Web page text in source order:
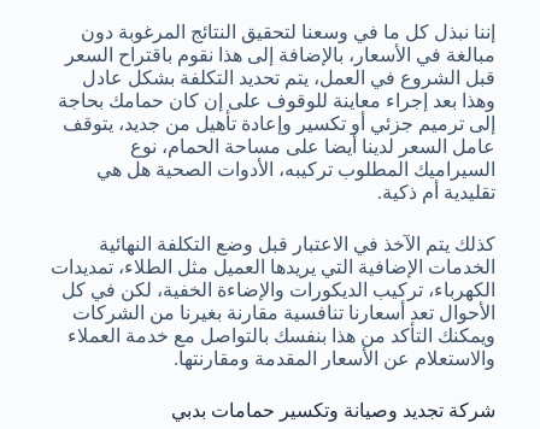
إننا نبذل كل ما في وسعنا لتحقيق النتائج المرغوبة دون
مبالغة في الأسعار، بالإضافة إلى هذا نقوم باقتراح السعر
قبل الشروع في العمل، يتم تحديد التكلفة بشكل عادل
وهذا بعد إجراء معاينة للوقوف على إن كان حمامك بحاجة
إلى ترميم جزئي أو تكسير وإعادة تأهيل من جديد، يتوقف
عامل السعر لدينا أيضا على مساحة الحمام، نوع
السيراميك المطلوب تركيبه، الأدوات الصحية هل هي
تقليدية أم ذكية.
كذلك يتم الآخذ في الاعتبار قبل وضع التكلفة النهائية
الخدمات الإضافية التي يريدها العميل مثل الطلاء، تمديدات
الكهرباء، تركيب الديكورات والإضاءة الخفية، لكن في كل
الأحوال تعد أسعارنا تنافسية مقارنة بغيرنا من الشركات
ويمكنك التأكد من هذا بنفسك بالتواصل مع خدمة العملاء
والاستعلام عن الأسعار المقدمة ومقارنتها.
شركة تجديد وصيانة وتكسير حمامات بدبي